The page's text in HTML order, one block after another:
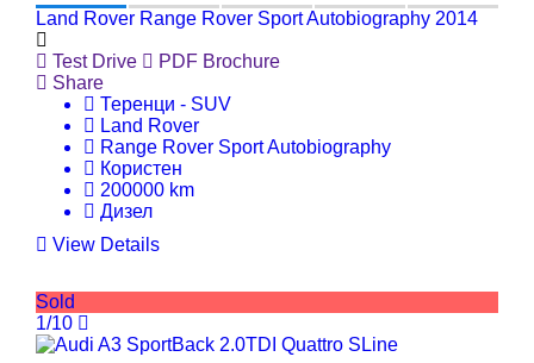
Land Rover Range Rover Sport Autobiography 2014
Test Drive
PDF Brochure
Share
Теренци - SUV
Land Rover
Range Rover Sport Autobiography
Користен
200000 km
Дизел
View Details
Sold
1/10